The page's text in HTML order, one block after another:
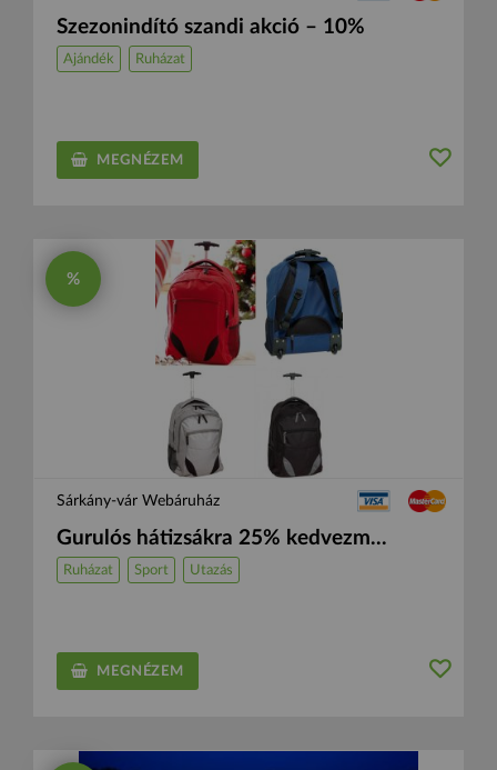
Szezonindító szandi akció – 10%
Ajándék Ruházat
MEGNÉZEM
%
Sárkány-vár Webáruház
Gurulós hátizsákra 25% kedvezm...
Ruházat Sport Utazás
MEGNÉZEM